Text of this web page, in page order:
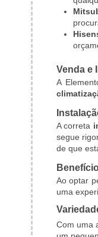
Venda e
A
A correta
segue
de que
Ao optar
uma
Com uma